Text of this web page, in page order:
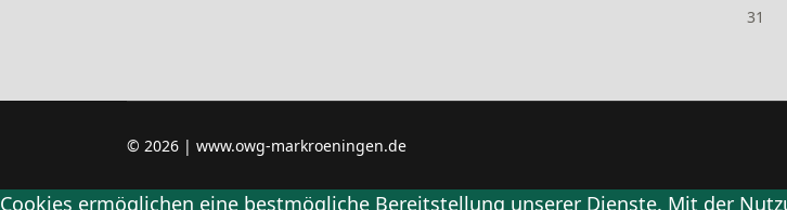
31
© 2026 | www.owg-markroeningen.de
Cookies ermöglichen eine bestmögliche Bereitstellung unserer Dienste. Mit der